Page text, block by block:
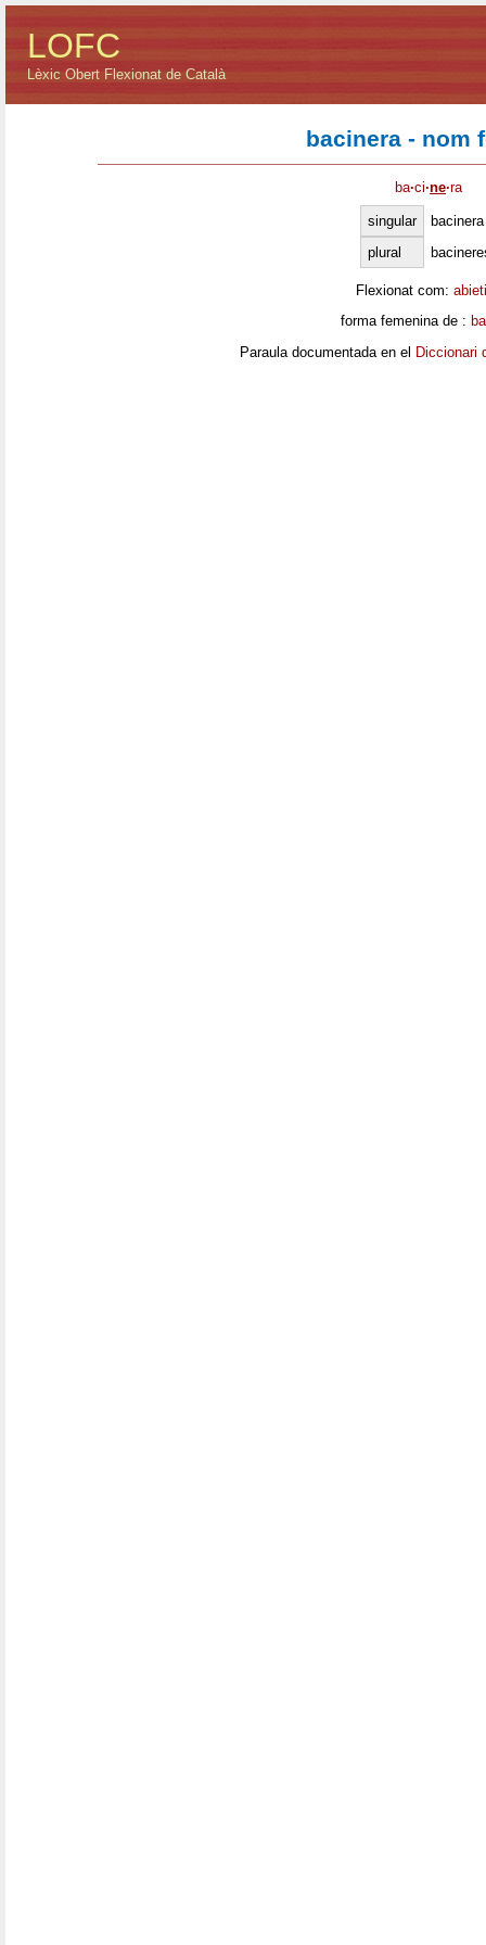
LOFC
Lèxic Obert Flexionat de Català
bacinera - nom
ba·ci·ne·ra
singular
bacinera
plural
Flexionat com:
forma femenina de :
Paraula documentada en el Diccionari